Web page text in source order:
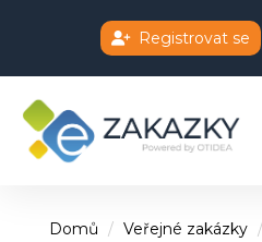
Registrovat se
Domů Veřejné zakázky
Chatbot e-zakazky